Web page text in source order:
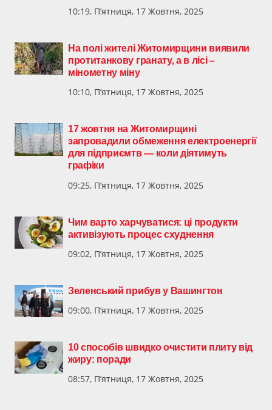
10:19, П’ятниця, 17 Жовтня, 2025
На полі жителі Житомирщини виявили
протитанкову гранату, а в лісі –
мінометну міну
10:10, П’ятниця, 17 Жовтня, 2025
17 жовтня на Житомирщині
запровадили обмеження електроенергії
для підприємтв — коли діятимуть
графіки
09:25, П’ятниця, 17 Жовтня, 2025
Чим варто харчуватися: ці продукти
активізують процес схуднення
09:02, П’ятниця, 17 Жовтня, 2025
Зеленський прибув у Вашингтон
09:00, П’ятниця, 17 Жовтня, 2025
10 способів швидко очистити плиту від
жиру: поради
08:57, П’ятниця, 17 Жовтня, 2025